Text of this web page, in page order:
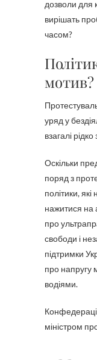
дозволи для
вирішать
часом?
мотив?
уряд у
взагалі
Оскільки
поряд з
політики,
нажитися на
про
свободи і
підтримки
про напругу
водіями.
міністром